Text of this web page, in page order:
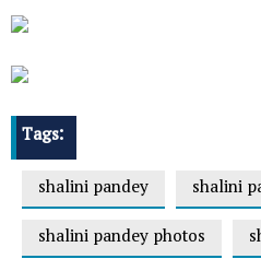
Tags:
shalini pandey
shalini
shalini pandey photos